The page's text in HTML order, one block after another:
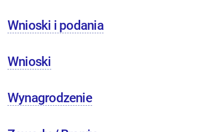
Wnioski i podania
Wnioski
Wynagrodzenie